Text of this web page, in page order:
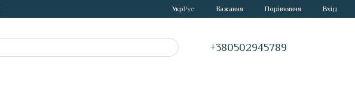
УкрРус Бажання Порівняння Вхід
+380502945789